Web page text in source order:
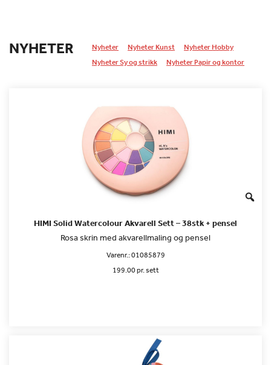
NYHETER Nyheter Nyheter Kunst
Nyheter Hobby
Nyheter Sy og strikk
Nyheter Papir og kontor
HIMI Solid Watercolour Akvarell Sett – 38stk + pensel
Rosa skrin med akvarellmaling og pensel
Varenr.:01085879
199.00 pr. sett